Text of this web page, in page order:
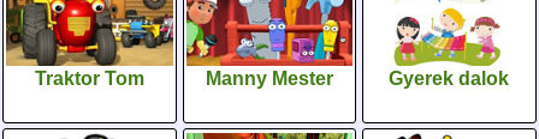
Traktor Tom Manny Mester Gyerek dalok